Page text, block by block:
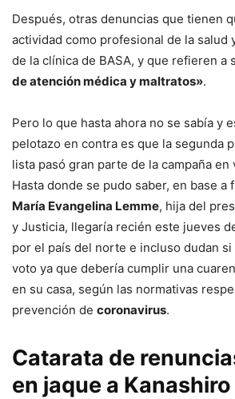
Después, otras denuncias que tienen
actividad como profesional de la salud
de la clínica de BASA, y que refieren a
de atención médica y maltratos».
Pero lo que hasta ahora no se sabía y
pelotazo en contra es que la segunda
lista pasó gran parte de la campaña en
Hasta donde se pudo saber, en base a
María Evangelina Lemme, hija del
y Justicia, llegaría recién este jueves
por el país del norte e incluso dudan
voto ya que debería cumplir una
en su casa, según las normativas
prevención de coronavirus.
Catarata de
en jaque a Kanashiro